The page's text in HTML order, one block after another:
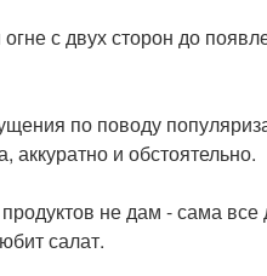
с двух сторон до
по поводу
и обстоятельно.
не дам - сама все
салат.